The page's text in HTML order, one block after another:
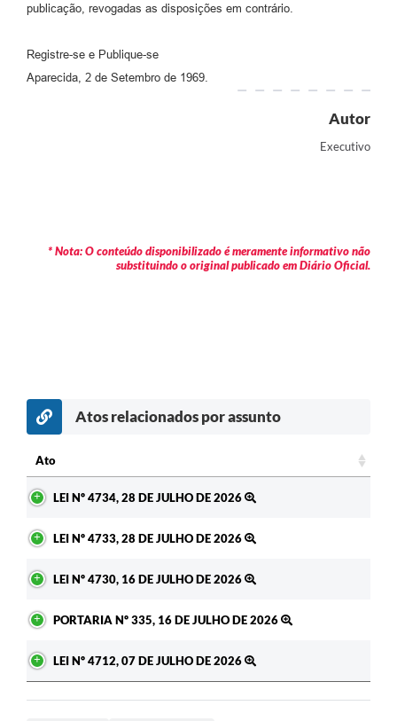
FAQ
publicação, revogadas as disposições em contrário.
Registre-se e Publique-se
Aparecida, 2 de Setembro de 1969.
Autor
Executivo
* Nota: O conteúdo disponibilizado é meramente informativo não
substituindo o original publicado em Diário Oficial.
Atos relacionados por assunto
Ato
LEI Nº 4734, 28 DE JULHO DE 2026
LEI Nº 4733, 28 DE JULHO DE 2026
LEI Nº 4730, 16 DE JULHO DE 2026
PORTARIA Nº 335, 16 DE JULHO DE 2026
LEI Nº 4712, 07 DE JULHO DE 2026